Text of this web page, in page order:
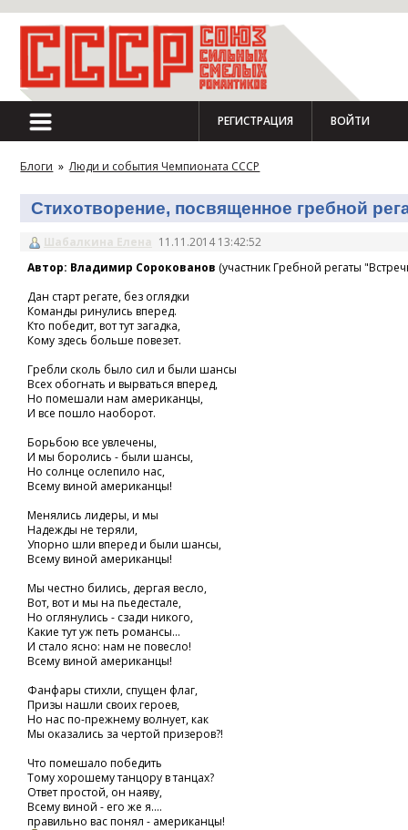
РЕГИСТРАЦИЯ ВОЙТИ
Блоги » Люди и события Чемпионата СССР
Стихотворение, посвященное гребной
Шабалкина Елена 11.11.2014 13:42:52
Автор: Владимир Сорокованов (участник Гребной регаты
Дан старт регате, без оглядки
Команды ринулись вперед.
Кто победит, вот тут загадка,
Кому здесь больше повезет.
Гребли сколь было сил и были шансы
Всех обогнать и вырваться вперед,
Но помешали нам американцы,
И все пошло наоборот.
Борьбою все увлечены,
И мы боролись - были шансы,
Но солнце ослепило нас,
Всему виной американцы!
Менялись лидеры, и мы
Надежды не теряли,
Упорно шли вперед и были шансы,
Всему виной американцы!
Мы честно бились, дергая весло,
Вот, вот и мы на пьедестале,
Но оглянулись - сзади никого,
Какие тут уж петь романсы...
И стало ясно: нам не повесло!
Всему виной американцы!
Фанфары стихли, спущен флаг,
Призы нашли своих героев,
Но нас по-прежнему волнует, как
Мы оказались за чертой призеров?!
Что помешало победить
Тому хорошему танцору в танцах?
Ответ простой, он наяву,
Всему виной - его же я....
правильно вас понял - американцы!